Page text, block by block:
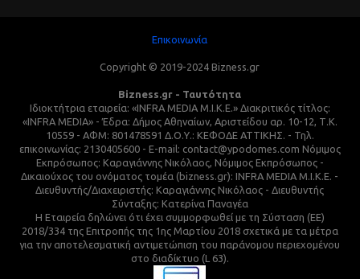
Επικοινωνία
Copyright © 2019-2024 Bizness.gr
Bizness.gr - Ταυτότητα
Ιδιοκτήτρια εταιρεία: «INFRA MEDIA M.I.K.E.» Διακριτικός τίτλος:
«INFRA MEDIA» - Έδρα: Δήμος Αθηναίων, Αριστείδου αρ. 10-12, Τ.Κ.
10559 - ΑΦΜ: 801478591 Δ.Ο.Υ.: ΚΕΦΟΔΕ ΑΤΤΙΚΗΣ. - Τηλ.
επικοινωνίας: 2130405600 - E-mail: contact@ypodomes.com Νόμιμος
Εκπρόσωπος: Καραγιάννης Νικόλαος, Νόμιμος Εκπρόσωπος -
Δικαιούχος του ονόματος τομέα (bizness.gr): INFRA MEDIA M.I.K.E. -
Διευθυντής/Διαχειριστής: Καραγιάννης Νικόλαος - Διευθυντής
Σύνταξης: Κατερίνα Παναγέα
Η Εταιρεία δηλώνει ότι έχει συμμορφωθεί με τη Σύσταση (ΕΕ)
2018/334 της Επιτροπής της 1ης Μαρτίου 2018 σχετικά με τα μέτρα
για την αποτελεσματική αντιμετώπιση του παράνομου περιεχομένου
στο διαδίκτυο (L 63).